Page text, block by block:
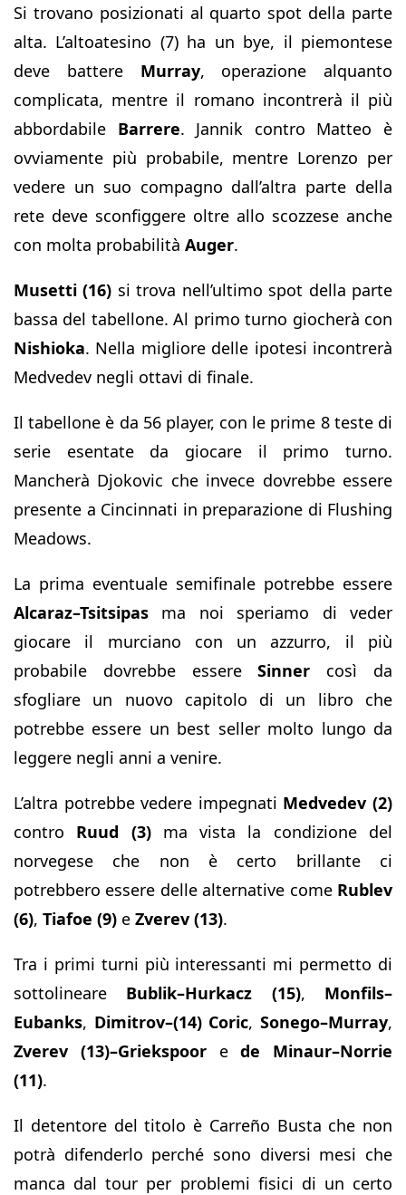
Si trovano posizionati al quarto spot della parte
alta. L’altoatesino (7) ha un bye, il piemontese
deve battere Murray, operazione alquanto
complicata, mentre il romano incontrerà il più
abbordabile Barrere. Jannik contro Matteo è
ovviamente più probabile, mentre Lorenzo per
vedere un suo compagno dall’altra parte della
rete deve sconfiggere oltre allo scozzese anche
con molta probabilità Auger.
Musetti (16) si trova nell’ultimo spot della parte
bassa del tabellone. Al primo turno giocherà con
Nishioka. Nella migliore delle ipotesi incontrerà
Medvedev negli ottavi di finale.
Il tabellone è da 56 player, con le prime 8 teste di
serie esentate da giocare il primo turno.
Mancherà Djokovic che invece dovrebbe essere
presente a Cincinnati in preparazione di Flushing
Meadows.
La prima eventuale semifinale potrebbe essere
Alcaraz–Tsitsipas ma noi speriamo di veder
giocare il murciano con un azzurro, il più
probabile dovrebbe essereSinner così da
sfogliare un nuovo capitolo di un libro che
potrebbe essere un best seller molto lungo da
leggere negli anni a venire.
L’altra potrebbe vedere impegnati Medvedev (2)
contro Ruud (3)ma vista la condizione del
norvegese che non è certo brillante ci
potrebbero essere delle alternative come Rublev
(6), Tiafoe (9) e Zverev (13).
Tra i primi turni più interessanti mi permetto di
sottolineare Bublik–Hurkacz (15), Monfils–
Eubanks, Dimitrov–(14) Coric,Sonego–Murray,
Zverev (13)–Griekspoorede Minaur–Norrie
(11).
Il detentore del titolo è Carreño Busta che non
potrà difenderlo perché sono diversi mesi che
manca dal tour per problemi fisici di un certo